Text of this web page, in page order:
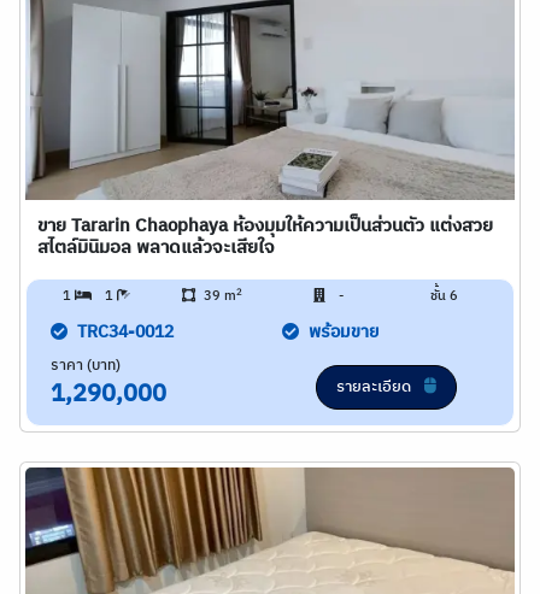
ขาย Tararin Chaophaya ห้องมุมให้ความเป็นส่วนตัว แต่งสวย
สไตล์มินิมอล พลาดแล้วจะเสียใจ
1 1 39 m2 - ชั้น 6
TRC34-0012 พร้อมขาย
ราคา (บาท)
1,290,000 รายละเอียด